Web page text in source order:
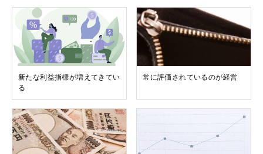
新たな利益指標が増えてきてい
る
常に評価されているのが経営